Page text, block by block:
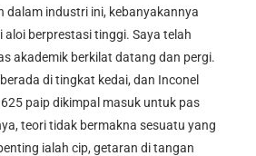
dalam industri ini, kebanyakannya
berprestasi tinggi. Saya telah
akademik berkilat datang dan pergi.
di tingkat kedai, dan Inconel
paip dikimpal masuk untuk pas
teori tidak bermakna sesuatu yang
ialah cip, getaran di tangan